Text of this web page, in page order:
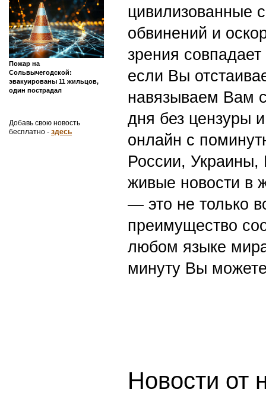
Пожар на
Сольвычегодской:
эвакуированы 11 жильцов,
один пострадал
Добавь свою новость
бесплатно - здесь
цивилизованные
обвинений и
зрения
если Вы
навязываем Вам
дня без цензуры
онлайн с
России,
живые новости в
— это не только
преимущество
любом языке
минуту Вы
Новости от